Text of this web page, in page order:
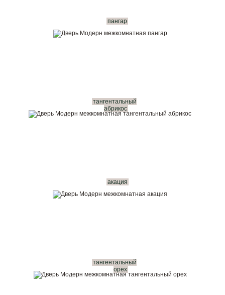
пангар
тангентальный
абрикос
акация
тангентальный
орех